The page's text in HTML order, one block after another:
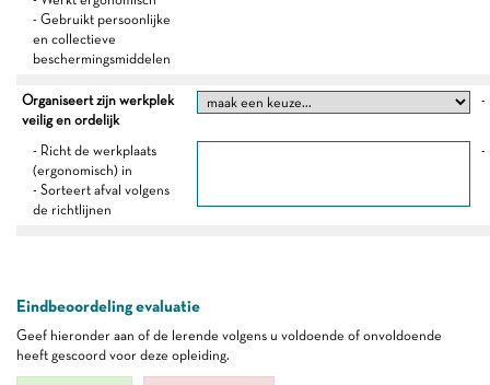
- Gebruikt persoonlijke
en collectieve
beschermingsmiddelen
Organiseert zijn werkplek
veilig en ordelijk
-
- Richt de werkplaats
(ergonomisch) in
- Sorteert afval volgens
de richtlijnen
-
Eindbeoordeling evaluatie
Geef hieronder aan of de lerende volgens u voldoende of onvoldoende
heeft gescoord voor deze opleiding.